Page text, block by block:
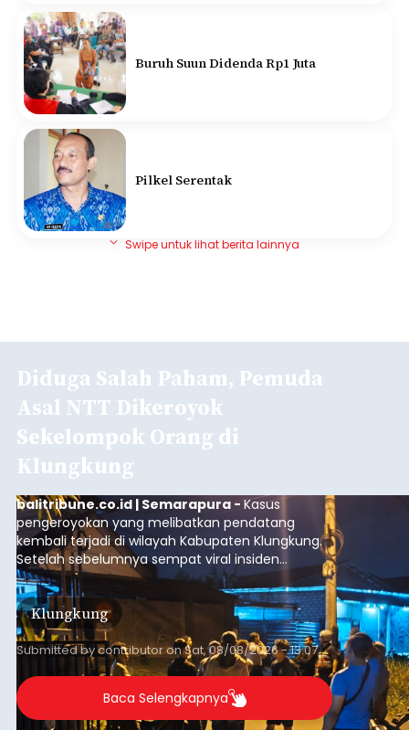
Buruh Suun Didenda Rp1 Juta
Pilkel Serentak
Swipe untuk lihat berita lainnya
Diduga Salah Paham, Pemuda
Asal NTT Dikeroyok
Sekelompok Orang di
Klungkung
balitribune.co.id | Semarapura -Kasus
pengeroyokan yang melibatkan pendatang
kembali terjadi di wilayah Kabupaten Klungkung.
Setelah sebelumnya sempat viral insiden
keributan di barat Pasar Galiran, peristiwa serupa
kini menimpa seorang pemuda asal Kabupaten
Sumba Barat Daya (SBD), Nusa Tenggara Timur
(NTT).
Klungkung
Submitted bycontributoronSat, 08/08/2026 - 13:07
Baca Selengkapnya